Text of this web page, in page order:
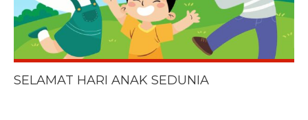
SELAMAT HARI ANAK SEDUNIA